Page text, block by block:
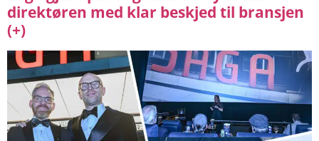
direktøren med klar beskjed til bransjen
(+)